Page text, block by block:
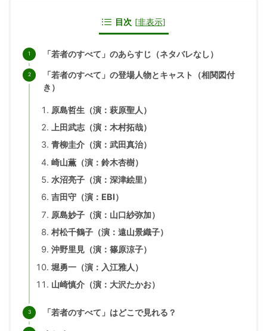
目次 [非表示]
「若者のすべて」のあらすじ（ネタバレなし）
「若者のすべて」の登場人物とキャスト（相関図付
き）
原島哲生（演：萩原聖人）
上田武志（演：木村拓哉）
青柳圭介（演：武田真治）
崎山薫（演：鈴木杏樹）
水沼亮子（演：深津絵里）
吉田守（演：EBI）
原島妙子（演：山口紗弥加）
村松千鶴子（演：遠山景織子）
沖野里見（演：篠原涼子）
堀勇一（演：入江雅人）
山崎慎介（演：大沢たかお）
「若者のすべて」はどこで見れる？